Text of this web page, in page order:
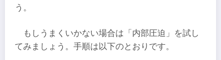
う。
もしうまくいかない場合は「内部圧迫」を試し
てみましょう。手順は以下のとおりです。